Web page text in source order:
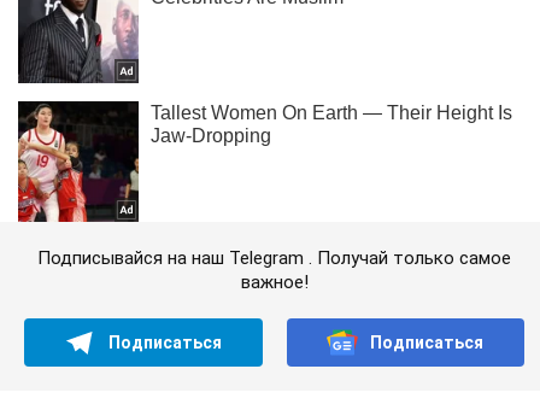
Подписывайся на наш Telegram . Получай только самое
важное!
Подписаться Подписаться